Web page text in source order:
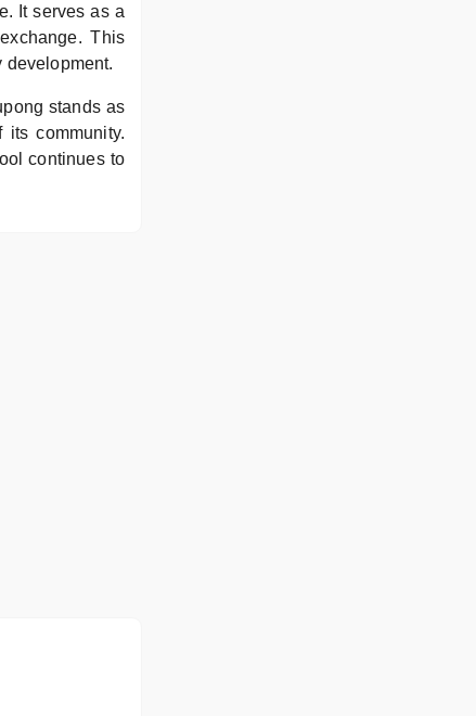
It serves as a
This
development.
stands as
community.
continues to